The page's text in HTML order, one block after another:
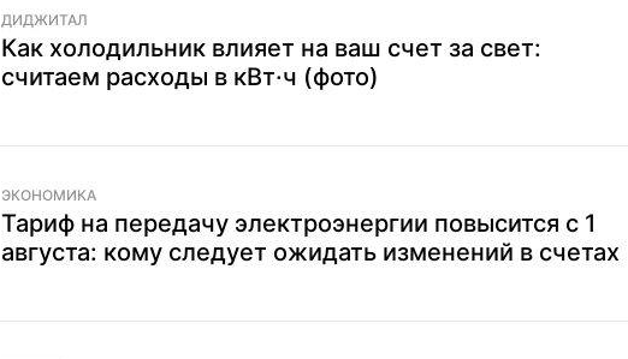
ДИДЖИТАЛ
Как холодильник влияет на ваш счет за свет:
считаем расходы в кВт·ч (фото)
ЭКОНОМИКА
Тариф на передачу электроэнергии повысится с 1
августа: кому следует ожидать изменений в счетах